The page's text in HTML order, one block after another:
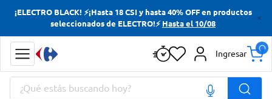
¡ELECTRO BLACK! ⚡¡Hasta 18 CSI y hasta 40% OFF en productos
seleccionados de ELECTRO!⚡ Hasta el 10/08
Ingresar
¿Qué estás buscando hoy?
Términos más buscados
Yerba
Cerveza
Doves